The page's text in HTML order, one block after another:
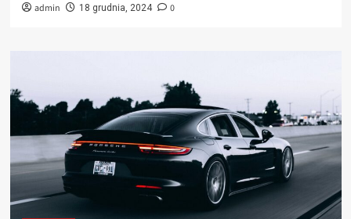
admin 18 grudnia, 2024 0